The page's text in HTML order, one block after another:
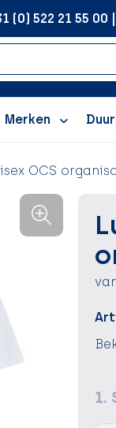
(0) 522 21 55
Merken
OCS
1.